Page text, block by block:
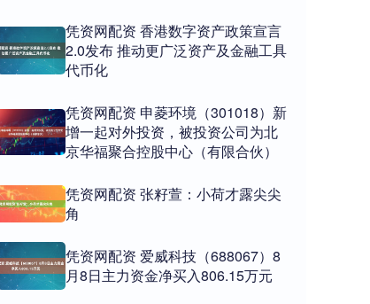
凭资网配资 香港数字资产政策宣言
2.0发布 推动更广泛资产及金融工具
代币化
凭资网配资 申菱环境（301018）新
增一起对外投资，被投资公司为北
京华福聚合控股中心（有限合伙）
凭资网配资 张籽萱：小荷才露尖尖
角
凭资网配资 爱威科技（688067）8
月8日主力资金净买入806.15万元